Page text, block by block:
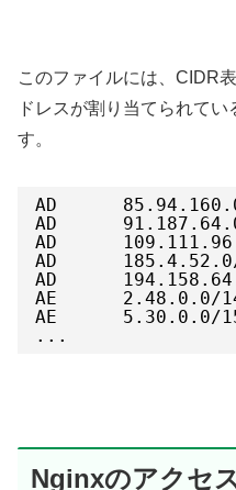
このファイルには、CIDR
ドレスが割り当てられて
す。
AD
AD
AD
AD      185.4.52.0
AD
AE      2.48.0.0/
AE      5.30.0.0/
...
Nginxのアクセ